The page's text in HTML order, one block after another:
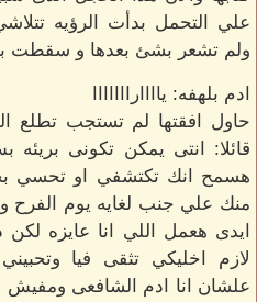
علي التحمل بدأت الرؤيه
ولم تشعر بشئ بعدها و سقطت
ادم بلهفه: ياااارااااااا
حاول افقتها لم تستجب تطلع
قائلا: انتى يمكن تكونى
هسمح انك تكتشفي او تحسي
منك علي جنب لغايه يوم الفرح
ايدى هعمل اللي انا عايزه
لازم اخليكي تثقى فيا
علشان انا ادم الشافعى